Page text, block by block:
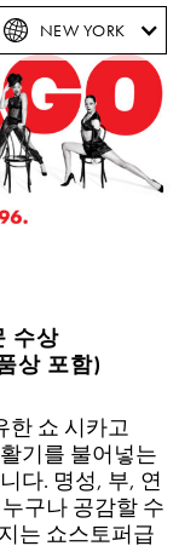
NEW YORK
수상
상 포함)
한 쇼 시카고
기를 불어넣는
다. 명성, 부, 연
구나 공감할 수
는 쇼스토퍼급